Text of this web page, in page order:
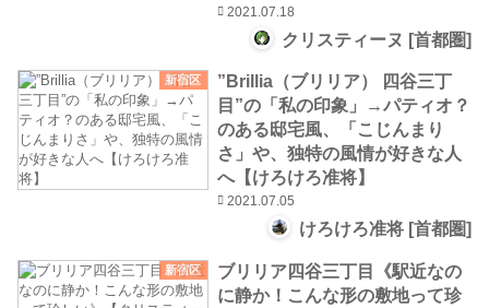
2021.07.18
クリスティーヌ [首都圏]
新宿区
”Brillia（ブリリア） 四谷三丁
目”の「私の印象」→パティオ？
のある邸宅風、「こじんまり
さ」や、独特の風情が好きな人
へ【けろけろ准将】
2021.07.05
けろけろ准将 [首都圏]
新宿区
ブリリア四谷三丁目《駅近なの
に静か！こんな形の敷地って珍